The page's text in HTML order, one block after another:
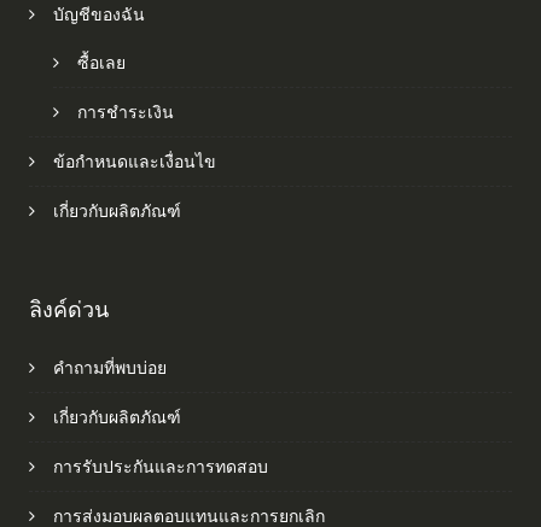
บัญชีของฉัน
ซื้อเลย
การชำระเงิน
ข้อกำหนดและเงื่อนไข
เกี่ยวกับผลิตภัณฑ์
ลิงค์ด่วน
คำถามที่พบบ่อย
เกี่ยวกับผลิตภัณฑ์
การรับประกันและการทดสอบ
การส่งมอบผลตอบแทนและการยกเลิก